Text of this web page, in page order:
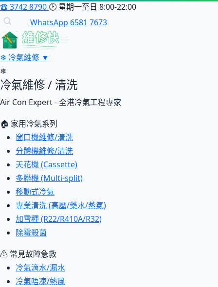
☎3742 8790 🕑 星期一至日 8:00-22:00
WhatsApp 6581 7673
維修快
❄ 冷氣維修 ▼
❄
冷氣維修 / 清洗
Air Con Expert - 全港冷氣工程專家
🏠 家用冷氣系列
窗口機維修/清洗
分體機維修/清洗
天花機 (Cassette)
多聯機 (Multi-split)
移動式冷氣
專業清洗 (高壓/藥水/蒸氣)
加雪種 (R22/R410A/R32)
除霉殺菌
⚠ 常見故障急救
冷氣滴水/漏水
冷氣唔凍/熱風